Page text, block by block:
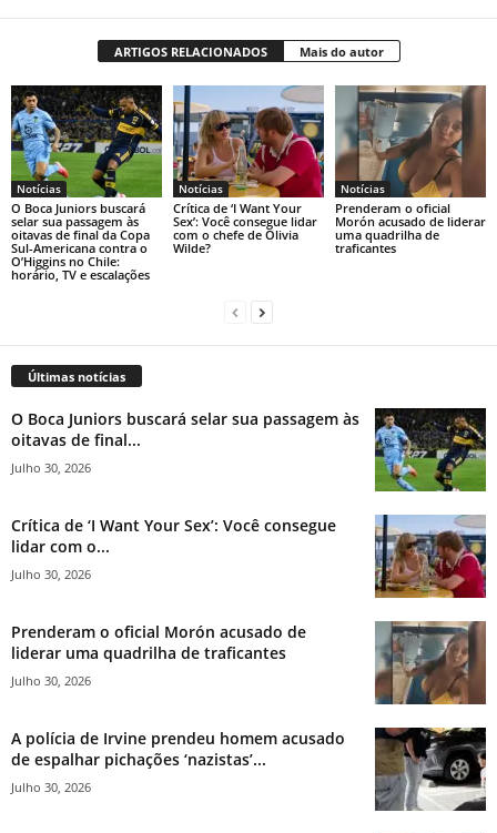
ARTIGOS RELACIONADOS Mais do autor
Notícias
O Boca Juniors buscará
selar sua passagem às
oitavas de final da Copa
Sul-Americana contra o
O’Higgins no Chile:
horário, TV e escalações
Notícias
Crítica de ‘I Want Your
Sex’: Você consegue lidar
com o chefe de Olivia
Wilde?
Notícias
Prenderam o oficial
Morón acusado de liderar
uma quadrilha de
traficantes
Últimas notícias
O Boca Juniors buscará selar sua passagem às
oitavas de final...
Julho 30, 2026
Crítica de ‘I Want Your Sex’: Você consegue
lidar com o...
Julho 30, 2026
Prenderam o oficial Morón acusado de
liderar uma quadrilha de traficantes
Julho 30, 2026
A polícia de Irvine prendeu homem acusado
de espalhar pichações ‘nazistas’...
Julho 30, 2026